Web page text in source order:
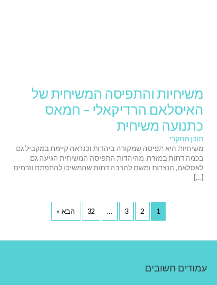
משיחיות והתפיסה המשיחית של
האיסלאם הרדיקאלי – חמאס
כתנועה משיחית
תוכן מחקרי
משיחיות היא תפיסה שמקורה ביהדות וכנראה קיימת במקביל גם
בכמה דתות במזרח. מהיהדות התפיסה המשיחית הגיעה גם
לאסלאם, הנצרות ומשם להרבה דתות שהמשיכו להתפתח וזרמים
[…]
1
2
3
…
32 הבא »
עמודים חשובים